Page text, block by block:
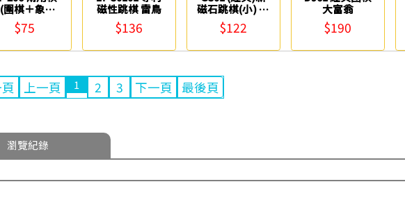
棋＋象棋)
雷鳥
$75
磁性跳棋 雷鳥
$136
磁石跳棋(小) 大
富翁
$122
大富翁
$190
上一頁 1 2 3 下一頁 最後頁
瀏覽紀錄